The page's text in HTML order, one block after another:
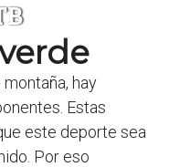
hay
Estas
este deporte sea
Por eso